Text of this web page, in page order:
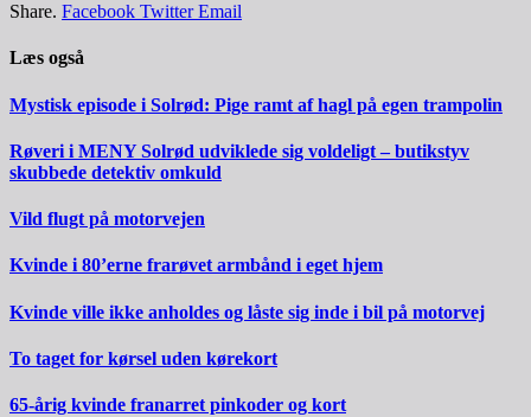
Share. Facebook Twitter Email
Læs også
Mystisk episode i Solrød: Pige ramt af hagl på egen trampolin
Røveri i MENY Solrød udviklede sig voldeligt – butikstyv
skubbede detektiv omkuld
Vild flugt på motorvejen
Kvinde i 80’erne frarøvet armbånd i eget hjem
Kvinde ville ikke anholdes og låste sig inde i bil på motorvej
To taget for kørsel uden kørekort
65-årig kvinde franarret pinkoder og kort